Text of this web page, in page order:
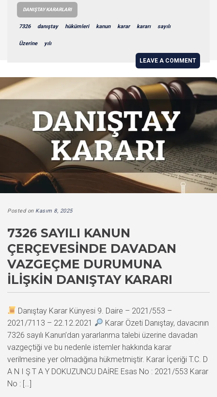
DANIŞTAY KARARLARI
7326 danıştay hükümleri kanun karar kararı sayılı
Üzerine yılı
LEAVE A COMMENT
Posted on Kasım 8, 2025
7326 SAYILI KANUN
ÇERÇEVESINDE DAVADAN
VAZGEÇME DURUMUNA
İLIŞKIN DANIŞTAY KARARI
Danıştay Karar Künyesi 9. Daire – 2021/553 –
2021/7113 – 22.12.2021
Karar Özeti Danıştay, davacının
7326 sayılı Kanun’dan yararlanma talebi üzerine davadan
vazgeçtiği ve bu nedenle istemler hakkında karar
verilmesine yer olmadığına hükmetmiştir. Karar İçeriği T.C. D
A N I Ş T A Y DOKUZUNCU DAİRE Esas No : 2021/553 Karar
No : […]